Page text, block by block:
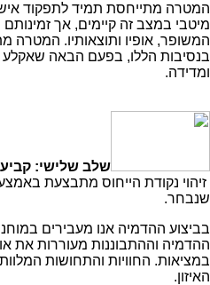
המטרה מתייחסת תמיד לתפקוד
מיטבי במצב זה קיימים, אך
המשופר, אופיו ותוצאותיו.
בנסיבות הללו, בפעם הבאה
ומדידה.
שלב שלישי:
זיהוי נקודת הייחוס מתבצעת
שנבחר.
בביצוע ההדמיה אנו מעבירים
ההדמיה וההתבוננות מעוררות את
במציאות. החוויות והתחושות
האיזון.